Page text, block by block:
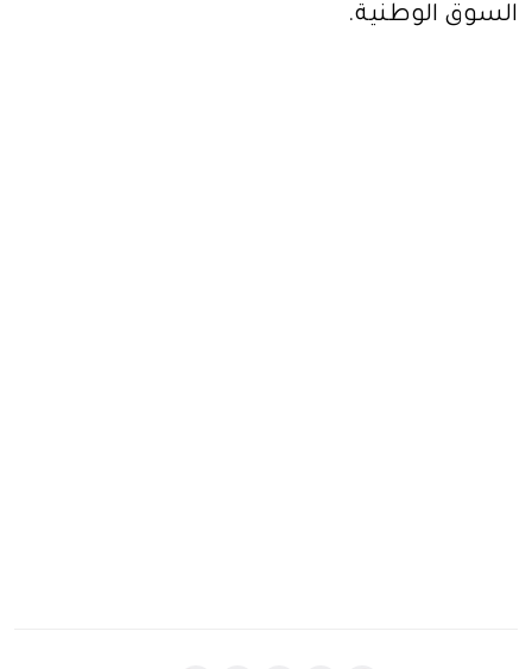
السوق الوطنية.